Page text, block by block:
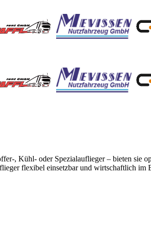
, Kühl- oder Spezialauflieger – bieten sie
flexibel einsetzbar und wirtschaftlich im